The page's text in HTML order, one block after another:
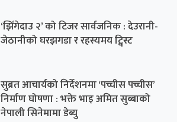
‘झिँगेदाउ २’ को टिजर सार्वजनिक : देउरानी-
जेठानीको घरझगडा र रहस्यमय ट्विस्ट
सुब्रत आचार्यको निर्देशनमा ‘पच्चीस पच्चीस’
निर्माण घोषणा : भक्ते भाइ अमित सुब्बाको
नेपाली सिनेमामा डेब्यु